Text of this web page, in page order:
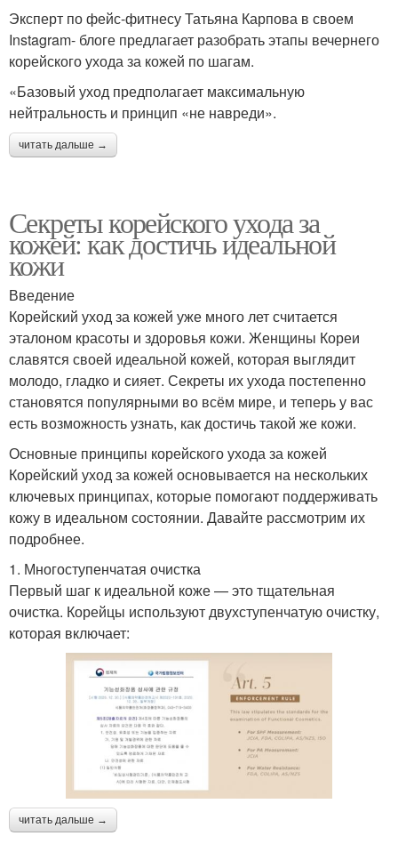
Эксперт по фейс-фитнесу Татьяна Карпова в своем
Instagram- блоге предлагает разобрать этапы вечернего
корейского ухода за кожей по шагам.
«Базовый уход предполагает максимальную
нейтральность и принцип «не навреди».
читать дальше →
Секреты корейского ухода за
кожей: как достичь идеальной
кожи
Введение
Корейский уход за кожей уже много лет считается
эталоном красоты и здоровья кожи. Женщины Кореи
славятся своей идеальной кожей, которая выглядит
молодо, гладко и сияет. Секреты их ухода постепенно
становятся популярными во всём мире, и теперь у вас
есть возможность узнать, как достичь такой же кожи.
Основные принципы корейского ухода за кожей
Корейский уход за кожей основывается на нескольких
ключевых принципах, которые помогают поддерживать
кожу в идеальном состоянии. Давайте рассмотрим их
подробнее.
1. Многоступенчатая очистка
Первый шаг к идеальной коже — это тщательная
очистка. Корейцы используют двухступенчатую очистку,
которая включает:
читать дальше →